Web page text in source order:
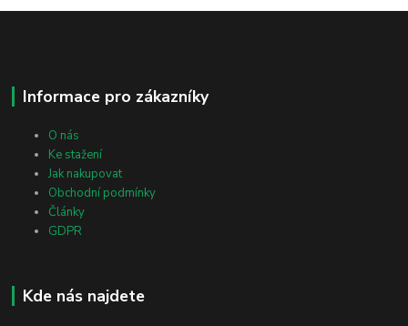
Informace pro zákazníky
O nás
Ke stažení
Jak nakupovat
Obchodní podmínky
Články
GDPR
Kde nás najdete